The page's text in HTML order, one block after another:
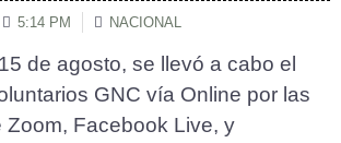
5:14 PM NACIONAL
de agosto, se llevó a cabo el
GNC vía Online por las
Zoom, Facebook Live, y